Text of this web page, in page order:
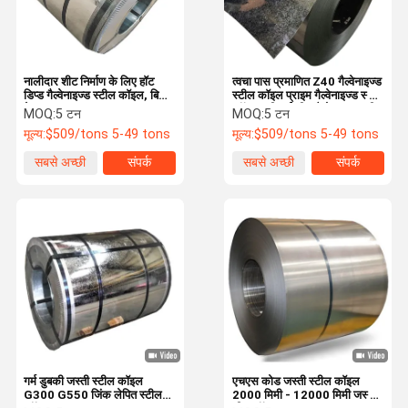
उत्पाद हमारे बारे में कारखाने का दौरा
त्वचा पास प्रमाणित Z40 गैल्वेनाइज्ड
स्टील कॉइल प्राइम गैल्वेनाइज्ड स्टील
कॉइल्स जीआई शीट गैल्वेनाइज्ड स्टील
कॉइल
MOQ:5 टन
मूल्य:$509/tons 5-49 tons
सबसे अच्छी
संपर्क
नालीदार शीट निर्माण के लिए हॉट
डिप्ड गैल्वेनाइज्ड स्टील कॉइल, बिना
तेल
MOQ:5 टन
मूल्य:$509/tons 5-49 tons
सबसे अच्छी
संपर्क
एचएस कोड जस्ती स्टील कॉइल
2000 मिमी - 12000 मिमी जस्ती
गर्म डुबकी जस्ती स्टील कॉइल
G300 G550 जिंक लेपित स्टील